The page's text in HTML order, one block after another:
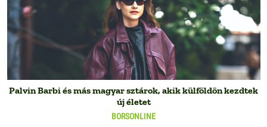
BORSONLINE
Palvin Barbi és más magyar sztárok, akik külföldön kezdtek
új életet